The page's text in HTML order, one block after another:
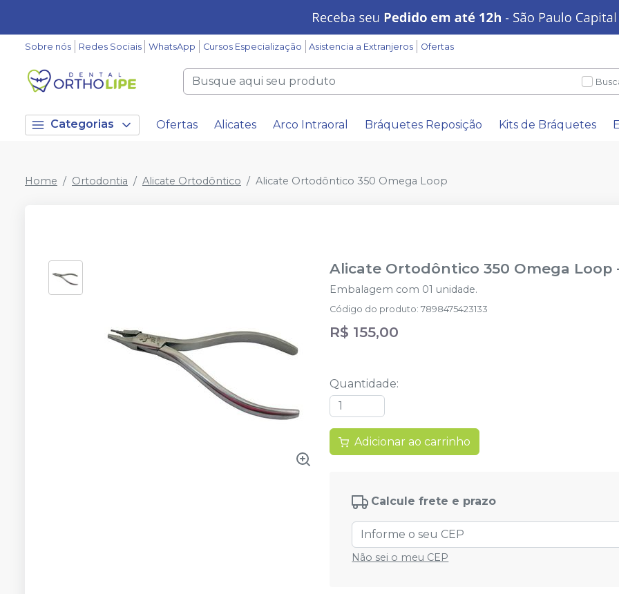
Sobre nós Redes Sociais WhatsApp Cursos Especialização Asistencia a Extranjeros Ofertas
Categorias Ofertas Alicates Arco Intraoral Bráquetes Reposição Kits de Bráquetes
Home Ortodontia Alicate Ortodôntico Alicate Ortodôntico 350 Omega Loop
Alicate Ortodôntico 350 Omega Loop
Embalagem com 01 unidade.
Código do produto:7898475423133
R$ 155,00
Quantidade:
Adicionar ao carrinho
Calcule frete e prazo
Não sei o meu CEP